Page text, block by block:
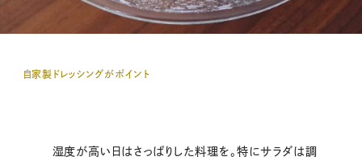
自家製ドレッシングがポイント
湿度が高い日はさっぱりした料理を。特にサラダは調